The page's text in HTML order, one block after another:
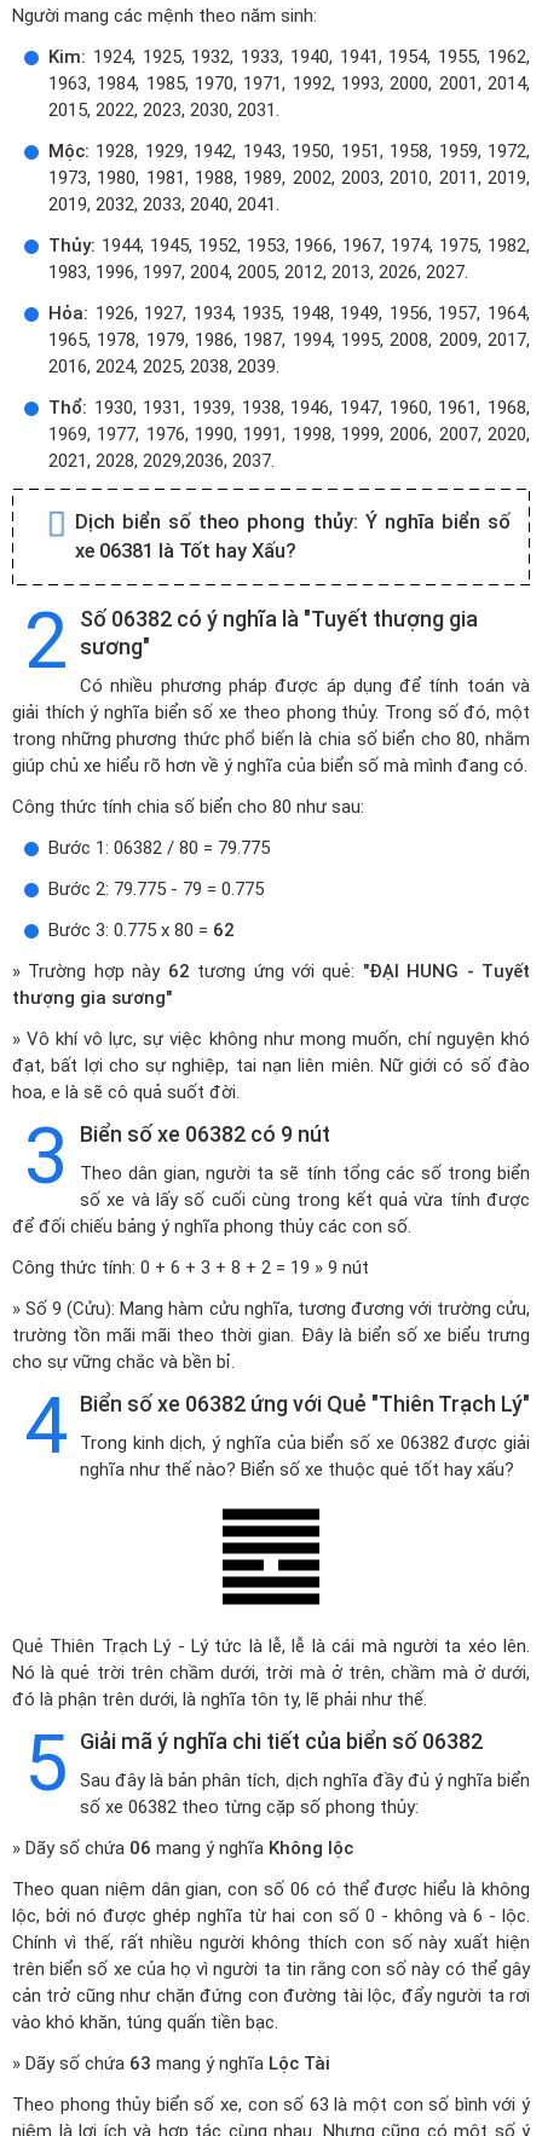
Người mang các mệnh theo năm sinh:
Kim: 1924, 1925, 1932, 1933, 1940, 1941, 1954, 1955, 1962,
1963, 1984, 1985, 1970, 1971, 1992, 1993, 2000, 2001, 2014,
2015, 2022, 2023, 2030, 2031.
Mộc: 1928, 1929, 1942, 1943, 1950, 1951, 1958, 1959, 1972,
1973, 1980, 1981, 1988, 1989, 2002, 2003, 2010, 2011, 2019,
2019, 2032, 2033, 2040, 2041.
Thủy: 1944, 1945, 1952, 1953, 1966, 1967, 1974, 1975, 1982,
1983, 1996, 1997, 2004, 2005, 2012, 2013, 2026, 2027.
Hỏa: 1926, 1927, 1934, 1935, 1948, 1949, 1956, 1957, 1964,
1965, 1978, 1979, 1986, 1987, 1994, 1995, 2008, 2009, 2017,
2016, 2024, 2025, 2038, 2039.
Thổ: 1930, 1931, 1939, 1938, 1946, 1947, 1960, 1961, 1968,
1969, 1977, 1976, 1990, 1991, 1998, 1999, 2006, 2007, 2020,
2021, 2028, 2029,2036, 2037.
Dịch biển số theo phong thủy: Ý nghĩa biển số
xe 06381 là Tốt hay Xấu?
2
Số 06382 có ý nghĩa là "Tuyết thượng gia
sương"
Có nhiều phương pháp được áp dụng để tính toán và
giải thích ý nghĩa biển số xe theo phong thủy. Trong số đó, một
trong những phương thức phổ biến là chia số biển cho 80, nhằm
giúp chủ xe hiểu rõ hơn về ý nghĩa của biển số mà mình đang có.
Công thức tính chia số biển cho 80 như sau:
Bước 1: 06382 / 80 = 79.775
Bước 2: 79.775 - 79 = 0.775
Bước 3: 0.775 x 80 = 62
» Trường hợp này 62 tương ứng với quẻ: "ĐẠI HUNG - Tuyết
thượng gia sương"
» Vô khí vô lực, sự việc không như mong muốn, chí nguyện khó
đạt, bất lợi cho sự nghiệp, tai nạn liên miên. Nữ giới có số đào
hoa, e là sẽ cô quả suốt đời.
3 Biển số xe 06382 có 9 nút
Theo dân gian, người ta sẽ tính tổng các số trong biển
số xe và lấy số cuối cùng trong kết quả vừa tính được
để đối chiếu bảng ý nghĩa phong thủy các con số.
Công thức tính: 0 + 6 + 3 + 8 + 2 = 19 » 9 nút
» Số 9 (Cửu): Mang hàm cửu nghĩa, tương đương với trường cửu,
trường tồn mãi mãi theo thời gian. Đây là biển số xe biểu trưng
cho sự vững chắc và bền bỉ.
4 Biển số xe 06382 ứng với Quẻ "Thiên Trạch Lý"
Trong kinh dịch, ý nghĩa của biển số xe 06382 được giải
nghĩa như thế nào? Biển số xe thuộc quẻ tốt hay xấu?
Quẻ Thiên Trạch Lý - Lý tức là lễ, lễ là cái mà người ta xéo lên.
Nó là quẻ trời trên chầm dưới, trời mà ở trên, chầm mà ở dưới,
đó là phận trên dưới, là nghĩa tôn ty, lẽ phải như thế.
5 Giải mã ý nghĩa chi tiết của biển số 06382
Sau đây là bản phân tích, dịch nghĩa đầy đủ ý nghĩa biển
số xe 06382 theo từng cặp số phong thủy:
» Dãy số chứa 06 mang ý nghĩa Không lộc
Theo quan niệm dân gian, con số 06 có thể được hiểu là không
lộc, bởi nó được ghép nghĩa từ hai con số 0 - không và 6 - lộc.
Chính vì thế, rất nhiều người không thích con số này xuất hiện
trên biển số xe của họ vì người ta tin rằng con số này có thể gây
cản trở cũng như chặn đứng con đường tài lộc, đẩy người ta rơi
vào khó khăn, túng quấn tiền bạc.
» Dãy số chứa 63 mang ý nghĩa Lộc Tài
Theo phong thủy biển số xe, con số 63 là một con số bình với ý
niệm là lợi ích và hợp tác cùng nhau. Nhưng cũng có một số ý